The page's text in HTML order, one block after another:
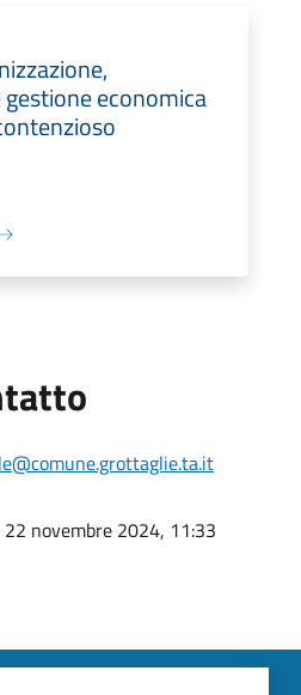
economica
22 novembre 2024, 11:33